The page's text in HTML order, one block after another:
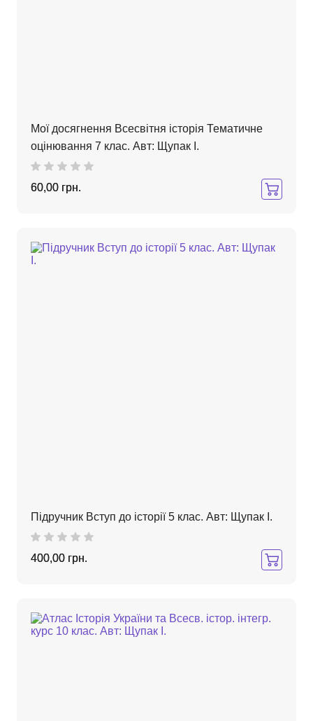
Мої досягнення Всесвітня історія Тематичне
оцінювання 7 клас. Авт: Щупак І.
60,00 грн.
Підручник Вступ до історії 5 клас. Авт: Щупак І.
400,00 грн.